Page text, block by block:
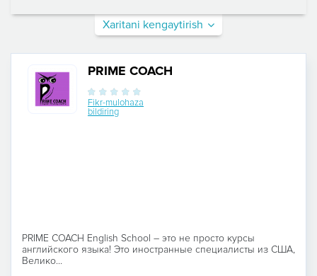
Xaritani kengaytirish
PRIME COACH
Fikr-mulohaza
bildiring
PRIME COACH English School – это не просто курсы
английского языка! Это иностранные специалисты из США,
Велико...